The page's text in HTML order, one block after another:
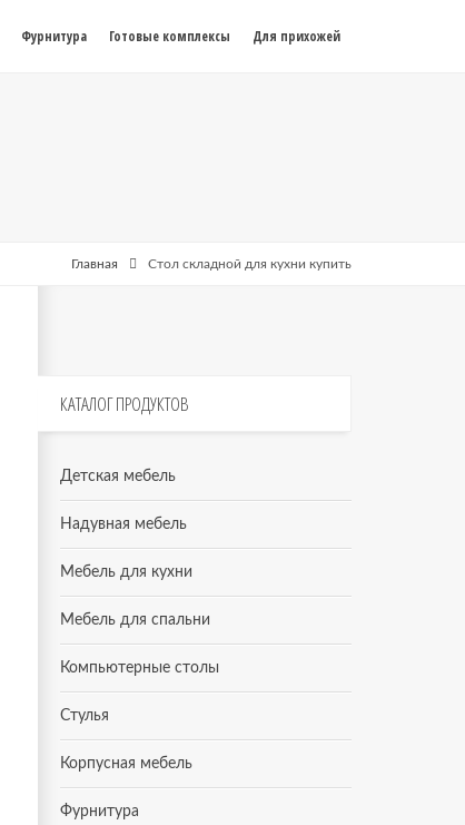
Фурнитура Готовые комплексы Для прихожей
Главная Стол складной для кухни купить
КАТАЛОГПРОДУКТОВ
Детская мебель
Надувная мебель
Мебель для кухни
Мебель для спальни
Компьютерные столы
Стулья
Корпусная мебель
Фурнитура